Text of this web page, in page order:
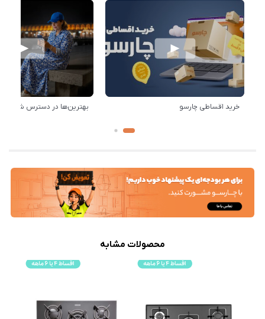
خرید اقساطی چارسو بهترین‌ها در دسترس
محصولات مشابه